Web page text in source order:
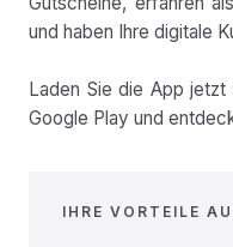
und haben Ihre digitale
Laden Sie die App
Google Play und
IHRE VORTEILE